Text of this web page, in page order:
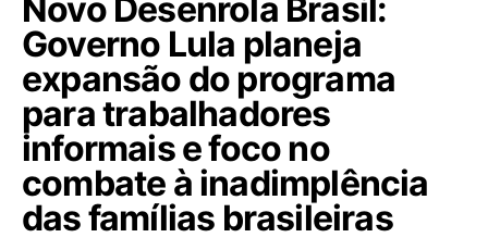
Novo Desenrola Brasil:
Governo Lula planeja
expansão do programa
para trabalhadores
informais e foco no
combate à inadimplência
das famílias brasileiras